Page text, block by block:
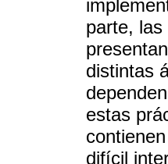
parte,
distintas
estas
difícil